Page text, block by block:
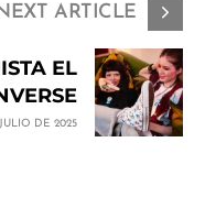
ARTICLE
EL
DE 2025